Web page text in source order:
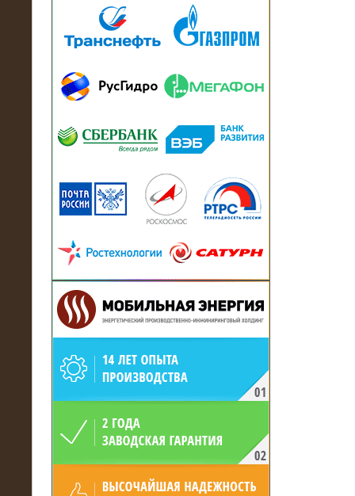
Активно-реактивные нагрузочные
модули 15 МВт (21,5 МВА) На Кубок
конфедераций
произведён высоковольтный
нагрузочный комплекс 24 МВт с
напряжением 6/10 кВ